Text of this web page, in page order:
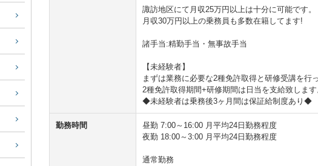
諏訪地区にて月収25万円以上は十分に可能です。
月収30万円以上の乗務員も多数在籍してます!
諸手当:精勤手当・無事故手当
【未経験者】
まずは業務に必要な2種免許取得と研修受講を行
2種免許取得期間+研修期間は日当を支給致します
◆未経験者は乗務後3ヶ月間は保証給制度あり◆
勤務時間
昼勤 7:00～16:00 月平均24日勤務程度
夜勤 18:00～3:00 月平均24日勤務程度
通常勤務